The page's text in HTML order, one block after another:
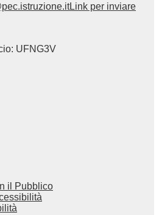
Link per inviare
UFNG3V
il Pubblico